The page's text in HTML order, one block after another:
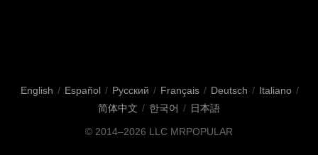
English / Español / Русский / Français / Deutsch / Italiano /
简体中文 / 한국어 / 日本語
© 2014–2026 LLC MRPOPULAR